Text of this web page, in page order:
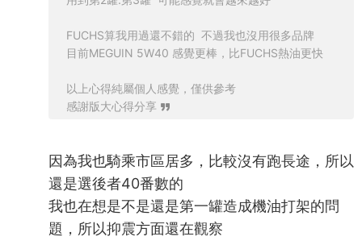
FUCHS算我用過還不錯的 不過我也沒用很多品牌
目前MEGUIN 5W40 感覺更棒，比FUCHS熱油更快
以上心得純屬個人感覺，僅供參考
感謝版大心得分享
因為我也騎乘市區居多，比較沒有跑長途，所以
還是選後者40番數的
我也在想是不是還是第一罐造成機油打架的問
題，所以抑震方面還在觀察